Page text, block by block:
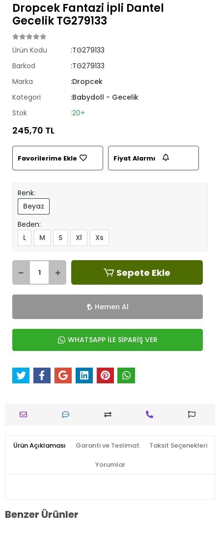
Dropcek Fantazi İpli Dantel
Gecelik TG279133
Ürün Kodu
:TG279133
Barkod
:TG279133
Marka
:Dropcek
Kategori
:Babydoll - Gecelik
Stok
:20+
245,70 TL
Favorilerime Ekle Fiyat Alarmı
Renk:
Beyaz
Beden:
L
M S Xl Xs
Sepete Ekle
Hemen Al
WHATSAPP İLE SİPARİŞ VER
Ürün Açıklaması Garanti ve Teslimat Taksit Seçenekleri
Yorumlar
Benzer Ürünler